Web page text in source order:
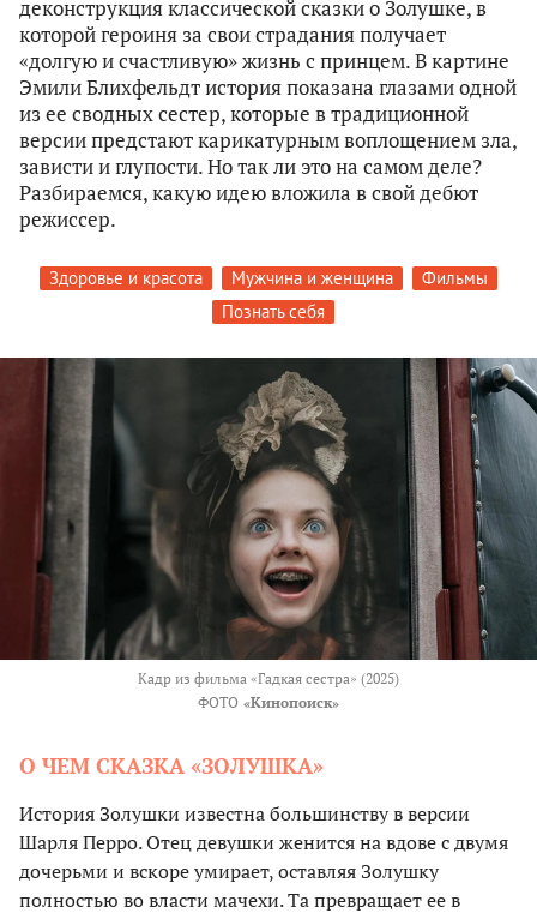
деконструкция классической сказки о Золушке, в
которой героиня за свои страдания получает
«долгую и счастливую» жизнь с принцем. В картине
Эмили Блихфельдт история показана глазами одной
из ее сводных сестер, которые в традиционной
версии предстают карикатурным воплощением зла,
зависти и глупости. Но так ли это на самом деле?
Разбираемся, какую идею вложила в свой дебют
режиссер.
Здоровье и красота Мужчина и женщина
Фильмы
Познать себя
Кадр из фильма «Гадкая сестра» (2025)
ФОТО «Кинопоиск»
О ЧЕМ СКАЗКА «ЗОЛУШКА»
История Золушки известна большинству в версии
Шарля Перро. Отец девушки женится на вдове с двумя
дочерьми и вскоре умирает, оставляя Золушку
полностью во власти мачехи. Та превращает ее в